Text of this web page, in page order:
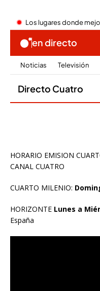
HORARIO EMISION
CANAL CUATRO
CUARTO MILENIO:
HORIZONTE Lunes a
España